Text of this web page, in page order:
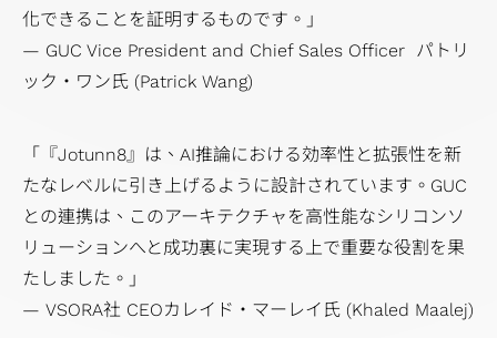
化できることを証明するものです。」
— GUC Vice President and Chief Sales Officer パトリ
ック・ワン氏 (Patrick Wang)
「『Jotunn8』は、AI推論における効率性と拡張性を新
たなレベルに引き上げるように設計されています。GUC
との連携は、このアーキテクチャを高性能なシリコンソ
リューションへと成功裏に実現する上で重要な役割を果
たしました。」
— VSORA社 CEOカレイド・マーレイ氏 (Khaled Maalej)